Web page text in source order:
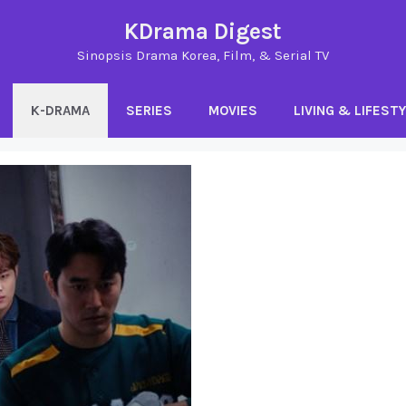
KDrama Digest
Sinopsis Drama Korea, Film, & Serial TV
K-DRAMA SERIES MOVIES LIVING &